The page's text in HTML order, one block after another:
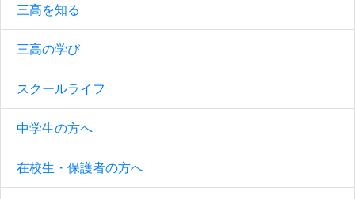
三高を知る
三高の学び
スクールライフ
中学生の方へ
在校生・保護者の方へ